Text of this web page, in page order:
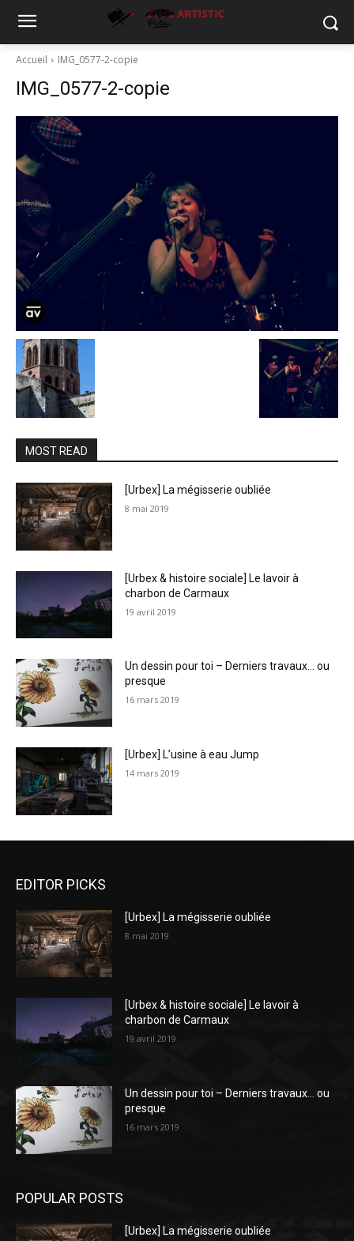
Accueil IMG_0577-2-copie
IMG_0577-2-copie
MOST READ
[Urbex] La mégisserie oubliée
8 mai 2019
[Urbex & histoire sociale] Le lavoir à
charbon de Carmaux
19 avril 2019
Un dessin pour toi – Derniers travaux… ou
presque
16 mars 2019
[Urbex] L’usine à eau Jump
14 mars 2019
EDITOR PICKS
[Urbex] La mégisserie oubliée
8 mai 2019
[Urbex & histoire sociale] Le lavoir à
charbon de Carmaux
19 avril 2019
Un dessin pour toi – Derniers travaux… ou
presque
16 mars 2019
POPULAR POSTS
[Urbex] La mégisserie oubliée